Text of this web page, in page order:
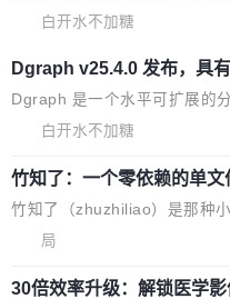
已不再是“多一个投放渠道”，
6的终端设备已突破7000万台
已突破 1100 万。随着鸿蒙生
更稳定、更高效的装机选择。
zen 9000/8000/7000系列处理
处理器特性进行平台级优化。
式2.0，可根据不同使用场景
能表现。 在核心规格方面，
好，是 AI 写得太好了。 好到
窗口推了又推。好到合进
们自己都没看完。 这事不是个
过 1528 名开发者，85% 说
码、把关发版这两道关，还得
想让 AI 一起盯。
白开水不加糖
Dgraph v25.4.0 发布，具
原生 GraphQL 数据库
Dgraph 是一个水平可扩展的
数据库，有一个图形后端。作
方式，以优化查询性能和吞吐
磁盘寻道和网络调用。
布，具体更新内容包括：
=...），与 Alpha 版本的格式
白开水不加糖
竹知了：一个零依赖的单文
把儿时竹蝉玩具搬进浏览器
竹知了（zhuzhiliao）是那种小
块钱的玩意儿——一根小竹签
——哇”的蝉鸣声。实物越来越
局
30倍效率升级：解锁医学